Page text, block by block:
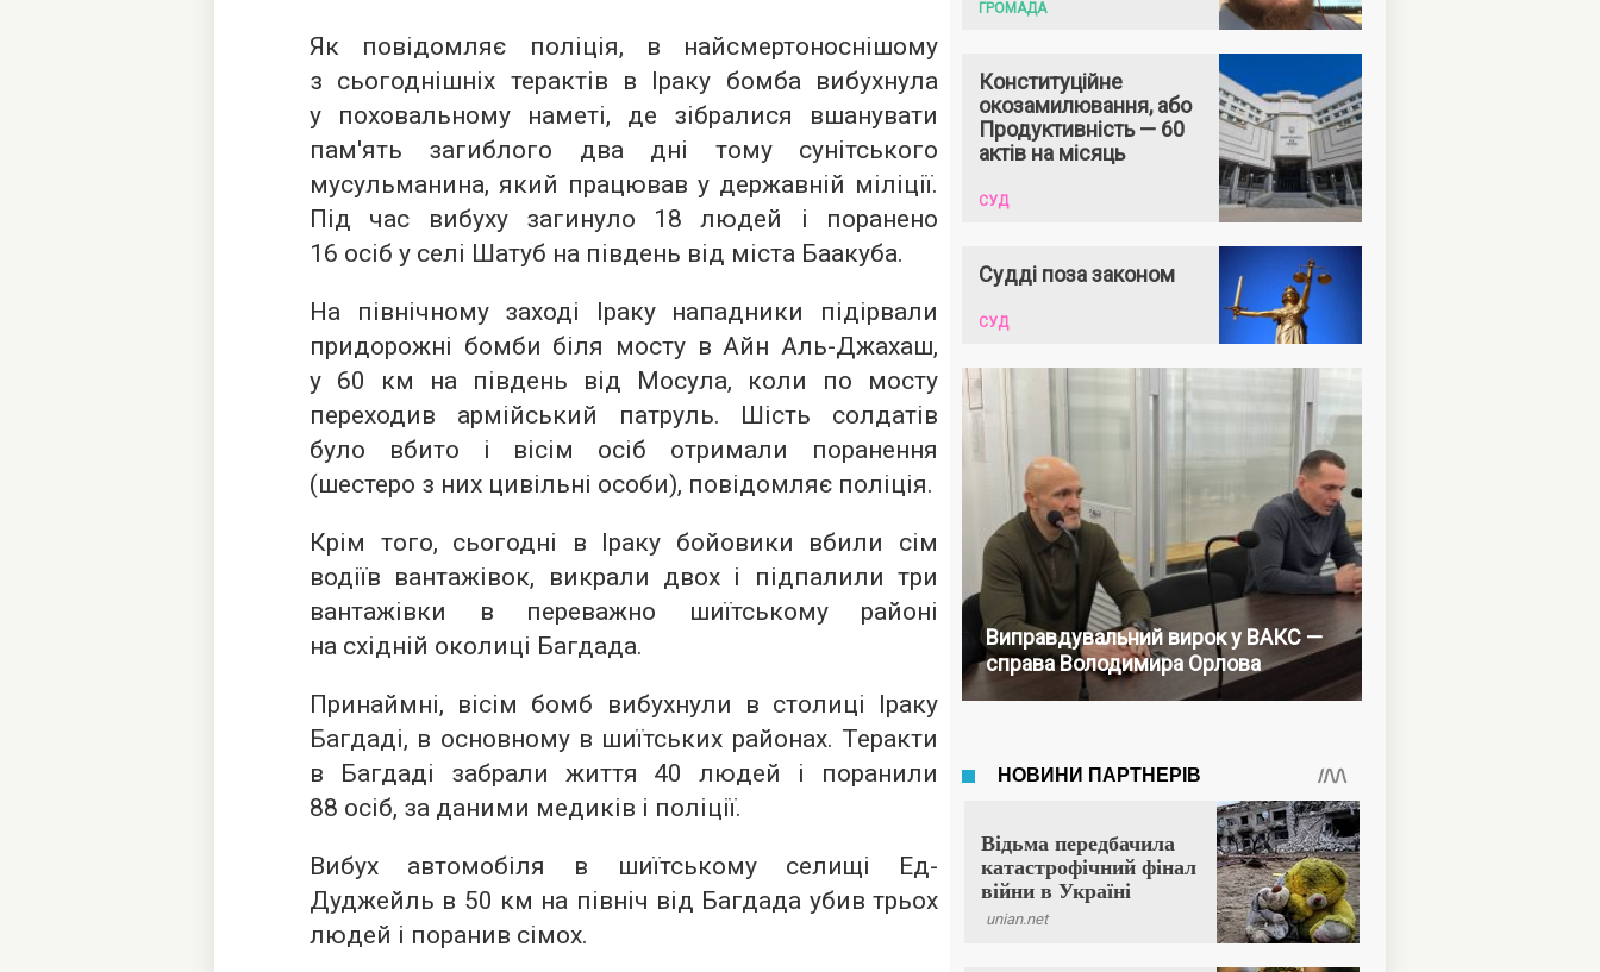
Як повідомляє поліція, в найсмертоноснішому
з сьогоднішніх терактів в Іраку бомба вибухнула
у поховальному наметі, де зібралися вшанувати
пам'ять загиблого два дні тому сунітського
мусульманина, який працював у державній міліції.
Під час вибуху загинуло 18 людей і поранено
16 осіб у селі Шатуб на південь від міста Баакуба.
На північному заході Іраку нападники підірвали
придорожні бомби біля мосту в Айн Аль-Джахаш,
у 60 км на південь від Мосула, коли по мосту
переходив армійський патруль. Шість солдатів
було вбито і вісім осіб отримали поранення
(шестеро з них цивільні особи), повідомляє поліція.
Крім того, сьогодні в Іраку бойовики вбили сім
водіїв вантажівок, викрали двох і підпалили три
вантажівки в переважно шиїтському районі
на східній околиці Багдада.
Принаймні, вісім бомб вибухнули в столиці Іраку
Багдаді, в основному в шиїтських районах. Теракти
в Багдаді забрали життя 40 людей і поранили
88 осіб, за даними медиків і поліції.
Вибух автомобіля в шиїтському селищі Ед-
Дуджейль в 50 км на північ від Багдада убив трьох
людей і поранив сімох.
ГРОМАДА
Конституційне
окозамилювання, або
Продуктивність — 60
актів на місяць
СУД
Судді поза законом
СУД
Виправдувальний вирок у ВАКС —
справа Володимира Орлова